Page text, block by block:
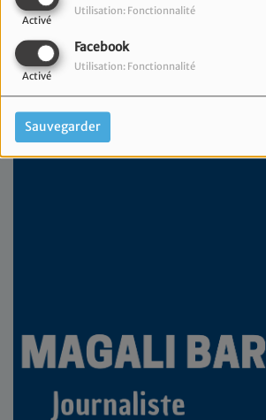
Activé
Utilisation: Fonctionnalité
Facebook
Activé
Utilisation: Fonctionnalité
Sauvegarder